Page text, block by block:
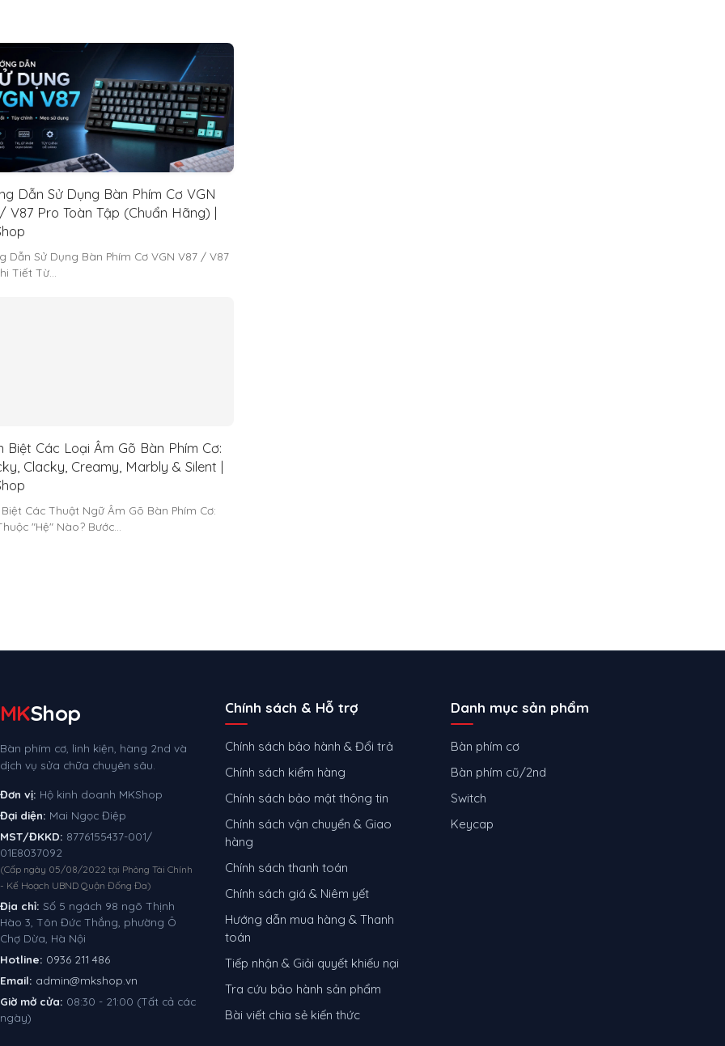
Dẫn Sử Dụng Bàn Phím Cơ VGN
V87 Pro Toàn Tập (Chuẩn Hãng) |
Dẫn Sử Dụng Bàn Phím Cơ VGN V87 / V87
Tiết Từ…
Biệt Các Loại Âm Gõ Bàn Phím Cơ:
Clacky, Creamy, Marbly & Silent |
Các Thuật Ngữ Âm Gõ Bàn Phím Cơ:
"Hệ" Nào? Bước…
MKShop
Bàn phím cơ, linh kiện, hàng 2nd và
dịch vụ sửa chữa chuyên sâu.
Đơn vị: Hộ kinh doanh MKShop
Đại diện: Mai Ngọc Điệp
MST/ĐKKD: 8776155437-001/
01E8037092
(Cấp ngày 05/08/2022 tại Phòng Tài Chính
- Kế Hoạch UBND Quận Đống Đa)
Địa chỉ: Số 5 ngách 98 ngõ Thịnh
Hào 3, Tôn Đức Thắng, phường Ô
Chợ Dừa, Hà Nội
Hotline: 0936 211 486
Email: admin@mkshop.vn
Giờ mở cửa: 08:30 - 21:00 (Tất cả các
ngày)
Chính sách & Hỗ trợ
Chính sách bảo hành & Đổi trả
Chính sách kiểm hàng
Chính sách bảo mật thông tin
Chính sách vận chuyển & Giao
hàng
Chính sách thanh toán
Chính sách giá & Niêm yết
Hướng dẫn mua hàng & Thanh
toán
Tiếp nhận & Giải quyết khiếu nại
Tra cứu bảo hành sản phẩm
Bài viết chia sẻ kiến thức
Danh mục sản phẩm
Bàn phím cơ
Bàn phím cũ/2nd
Switch
Keycap